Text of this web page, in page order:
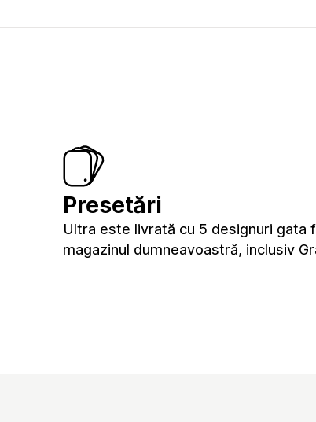
Presetări
Ultra este livrată cu 5 designuri gata
magazinul dumneavoastră, inclusiv